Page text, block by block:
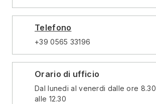
Telefono
+39 0565 33196
Orario di ufficio
Dal lunedi al venerdi dalle ore 8.30
alle 12.30